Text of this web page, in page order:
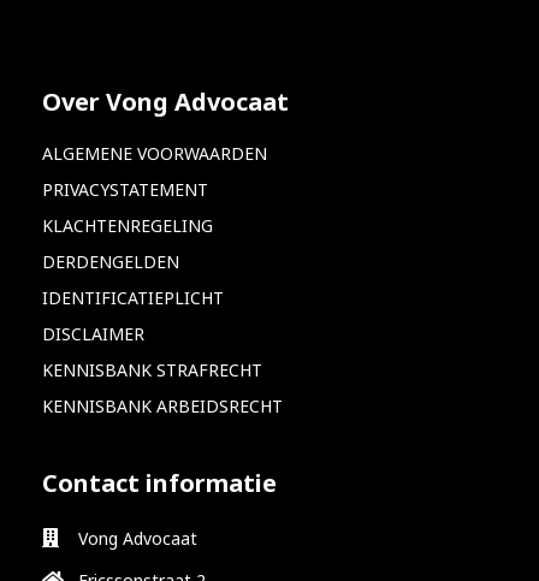
Over Vong Advocaat
ALGEMENE VOORWAARDEN
PRIVACYSTATEMENT
KLACHTENREGELING
DERDENGELDEN
IDENTIFICATIEPLICHT
DISCLAIMER
KENNISBANK STRAFRECHT
KENNISBANK ARBEIDSRECHT
Contact informatie
Vong Advocaat